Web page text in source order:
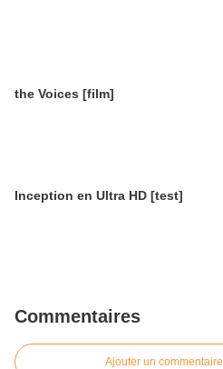
the Voices [film]
Inception en Ultra HD [test]
Commentaires
Ajouter un commentaire